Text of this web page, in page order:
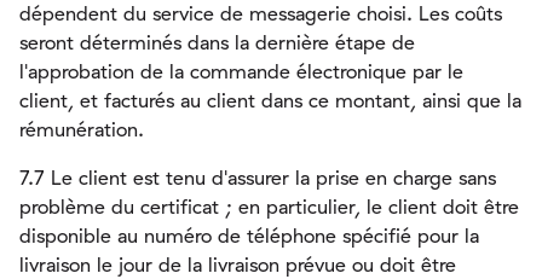
dépendent du service de messagerie choisi. Les coûts
seront déterminés dans la dernière étape de
l'approbation de la commande électronique par le
client, et facturés au client dans ce montant, ainsi que la
rémunération.
7.7 Le client est tenu d'assurer la prise en charge sans
problème du certificat ; en particulier, le client doit être
disponible au numéro de téléphone spécifié pour la
livraison le jour de la livraison prévue ou doit être